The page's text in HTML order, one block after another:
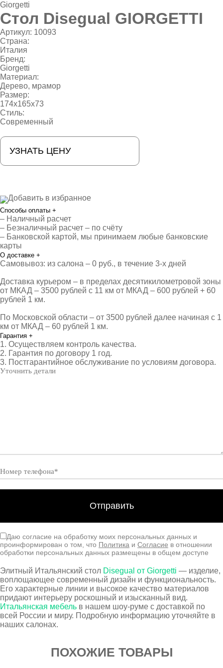
Giorgetti
Стол Disegual GIORGETTI
Артикул: 10093
Страна:
Италия
Бренд:
Giorgetti
Материал:
Дерево, мрамор
Размер:
174x165x73
Стиль:
Современный
УЗНАТЬ ЦЕНУ
Добавить в избранное
Способы оплаты +
– Наличный расчет
– Безналичный расчет – по счёту
– Банковской картой, мы принимаем любые банковские
карты
О доставке +
Самовывоз: из салона – 0 руб., в течение 3-х дней
Доставка курьером – в пределах десятикилометровой зоны
от МКАД – 3500 рублей с 11 км от МКАД – 600 рублей + 60
рублей 1 км.
По Московской области – от 3500 рублей далее начиная с 1
км от МКАД – 60 рублей 1 км.
Гарантия +
1. Осуществляем контроль качества.
2. Гарантия по договору 1 год.
3. Постгарантийное обслуживание по условиям договора.
Даю согласие на обработку моих персональных данных и
проинформирован о том, что Политика и Согласие в отношении
обработки персональных данных размещены в общем доступе
Элитный Итальянский стол Disegual от Giorgetti — изделие,
воплощающее современный дизайн и функциональность.
Его характерные линии и высокое качество материалов
придают интерьеру роскошный и изысканный вид.
Итальянская мебель в нашем шоу-руме с доставкой по
всей России и миру. Подробную информацию уточняйте в
наших салонах.
ПОХОЖИЕ ТОВАРЫ